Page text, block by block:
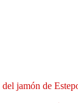
jamón de